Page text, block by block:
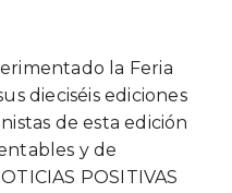
la Feria
dieciséis ediciones
de esta edición
y de
POSITIVAS